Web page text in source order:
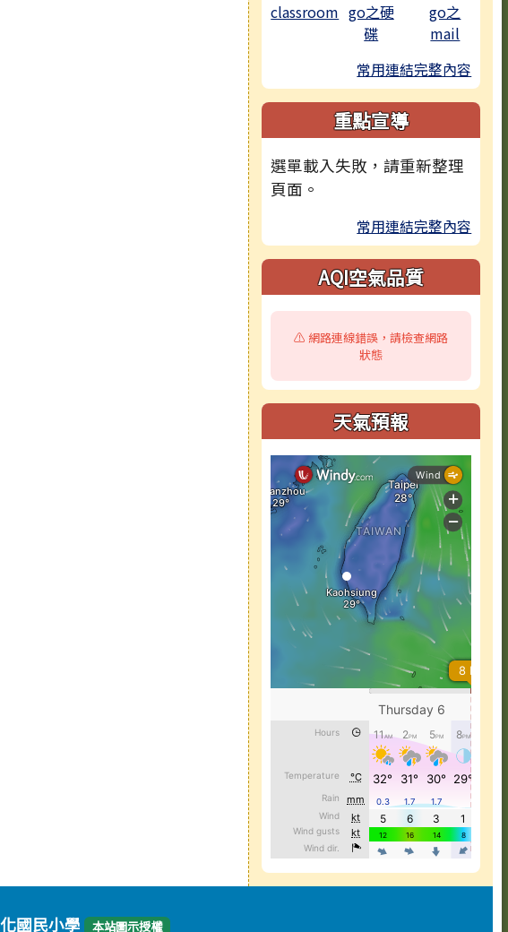
classroom go之硬
碟
go之
mail
常用連結完整內容
重點宣導
選單載入失敗，請重新整理
頁面。
常用連結完整內容
AQI空氣品質
⚠️ 網路連線錯誤，請檢查網路
狀態
天氣預報
國民小學 本站圖示授權